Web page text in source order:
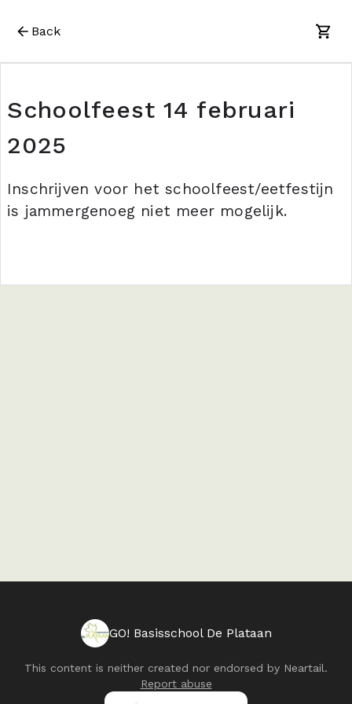
Back
Schoolfeest 14 februari
2025
Inschrijven voor het schoolfeest/eetfestijn
is jammergenoeg niet meer mogelijk.
GO! Basisschool De Plataan
This content is neither created nor endorsed by Neartail.
Report abuse